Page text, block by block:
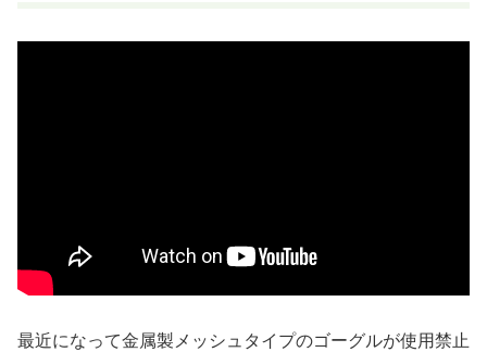
最近になって金属製メッシュタイプのゴーグルが使用禁止